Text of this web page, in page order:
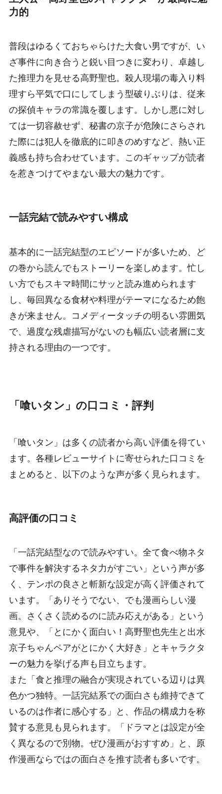
力的
普段はゆるくておちゃらけた大食い男ですが、い
ざ事件に向き合うと鋭い目つきに変わり、卓越し
た推理力を見せる高野聖也。殺人現場の毒入り料
理すら平気で口にしてしまう型破りぶりは、従来
の探偵キャラの常識を覆します。しかし悪に対し
ては一切容赦せず、秘書の京子が危険にさらされ
た際には犯人を徹底的に叩きのめすなど、熱い正
義感も持ち合わせています。このギャップが読者
を惹きつけてやまない最大の魅力です。
一話完結で読みやすい構成
基本的に一話完結型のエピソードが多いため、ど
の巻から読んでもストーリーを楽しめます。忙し
い方でもスキマ時間にサッと読み進められます
し、毎回異なる食材や料理がテーマになるため飽
きが来ません。コメディータッチの明るい雰囲気
で、過度な残虐描写がないのも幅広い読者層に支
持される理由の一つです。
「喰いタン」の口コミ・評判
「喰いタン」は多くの読者から高い評価を得てい
ます。各種レビューサイトに寄せられた口コミを
まとめると、以下のような声が多く見られます。
高評価の口コミ
「一話完結型なので読みやすい。全て食べ物ネタ
で事件を解決するネタ力がすごい」という声が多
く、テンポの良さと斬新な設定が高く評価されて
います。「ありそうでない、でも漫画らしい漫
画。さくさく読めるのに読み応えがある」という
意見や、「とにかく面白い！高野聖也先生と出水
京子ちゃんペアがとにかく大好き」とキャラクタ
ーの魅力を挙げる声も目立ちます。
また「食と推理の融合が実現されている辺りは異
色かつ独特。一話完結系での面白さも維持できて
いるのは作者に感心する」と、作品の構成力を称
賛する意見も見られます。「ドラマとは設定が全
く異なるので別物。ぜひ漫画がおすすめ」と、原
作漫画ならではの面白さを推す読者も多いです。